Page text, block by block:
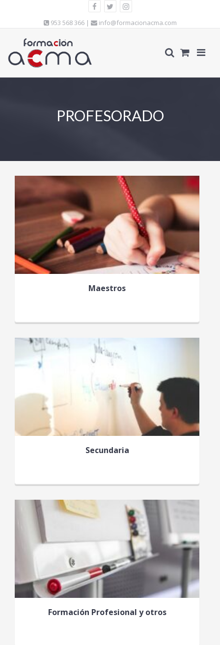
953 568 366 | info@formacionacma.com
PROFESORADO
Maestros
Secundaria
Formación Profesional y otros